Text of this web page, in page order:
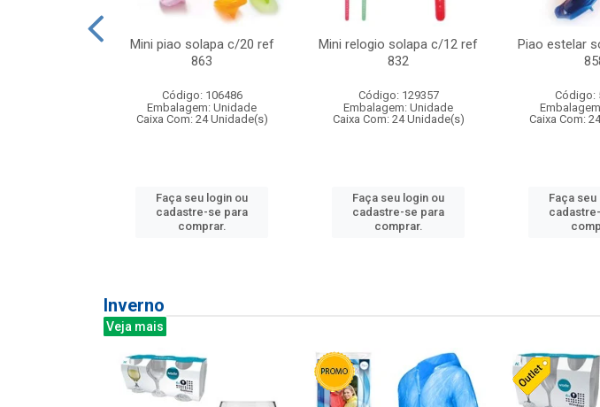
Mini piao solapa c/20 ref
863
Código: 106486
Embalagem: Unidade
Caixa Com: 24 Unidade(s)
Faça seu login ou
cadastre-se para
comprar.
Mini relogio solapa c/12 ref
832
Código: 129357
Embalagem: Unidade
Caixa Com: 24 Unidade(s)
Faça seu login ou
cadastre-se para
comprar.
Piao estelar
Código:
Caixa Com:
Faça seu
Inverno
Veja mais